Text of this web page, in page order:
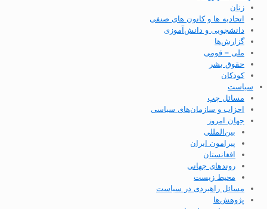
زنان
اتحادیه ها و کانون های صنفی
دانشجویی و دانش‌آموزی
گزارش‌ها
ملی – قومی
حقوق بشر
کودکان
سیاست
مسائل چپ
احزاب و سازمان‌های سیاسی
جهان امروز
بین‌المللی
پیرامون ایران
افغانستان
روندهای جهانی
محیط زیست
مسائل راهبردی در سیاست
پژوهش‌ها